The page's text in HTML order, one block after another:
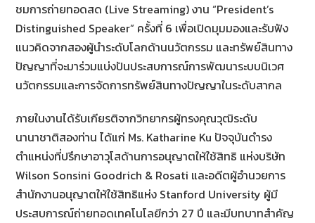
ชมการถ่ายทอดสด (Live Streaming) งาน “President’s
Distinguished Speaker” ครั้งที่ 6 เพื่อเปิดมุมมองและรับฟัง
แนวคิดจากสองผู้นำระดับโลกด้านนวัตกรรม และทรัพย์สินทาง
ปัญญาที่จะมาร่วมแบ่งปันประสบการณ์การพัฒนาระบบนิเวศ
นวัตกรรมและการจัดการทรัพย์สินทางปัญญาในระดับสากล
ภายในงานได้รับเกียรติจากวิทยากรผู้ทรงคุณวุฒิระดับ
นานาชาติสองท่าน ได้แก่ Ms. Katharine Ku ปัจจุบันดำรง
ตำแหน่งที่ปรึกษาอาวุโสด้านการอนุญาตให้ใช้สิทธิ แห่งบริษัท
Wilson Sonsini Goodrich & Rosati และอดีตผู้อำนวยการ
สำนักงานอนุญาตให้ใช้สิทธิแห่ง Stanford University ผู้มี
ประสบการณ์ถ่ายทอดเทคโนโลยีกว่า 27 ปี และมีบทบาทสำคัญ